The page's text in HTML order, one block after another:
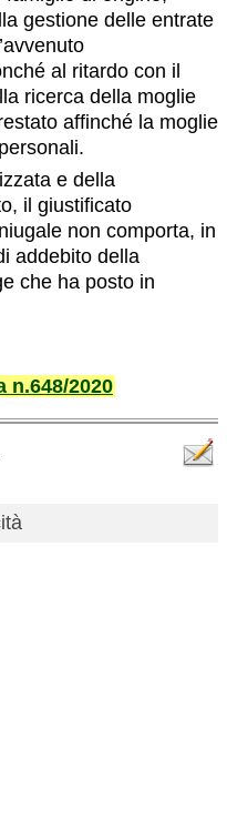
gestione delle entrate
al ritardo con il
ricerca della moglie
affinché la moglie
e della
il giustificato
non comporta, in
addebito della
che ha posto in
n.648/2020